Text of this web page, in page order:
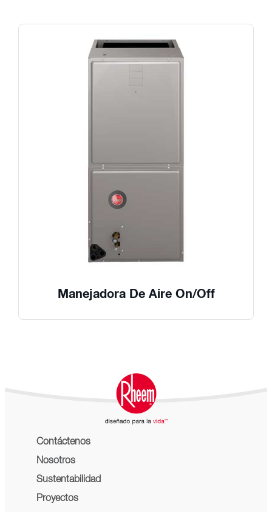
Manejadora De Aire On/Off
Contáctenos
Nosotros
Sustentabilidad
Proyectos